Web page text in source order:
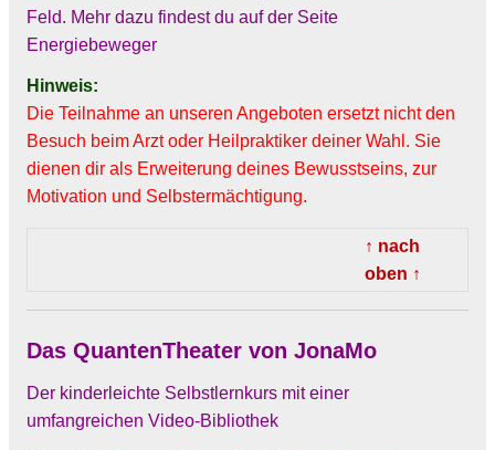
Feld. Mehr dazu findest du auf der Seite
Energiebeweger
Hinweis:
Die Teilnahme an unseren Angeboten ersetzt nicht den
Besuch beim Arzt oder Heilpraktiker deiner Wahl. Sie
dienen dir als Erweiterung deines Bewusstseins, zur
Motivation und Selbstermächtigung.
↑ nach
oben ↑
Das QuantenTheater von JonaMo
Der kinderleichte Selbstlernkurs mit einer
umfangreichen Video-Bibliothek